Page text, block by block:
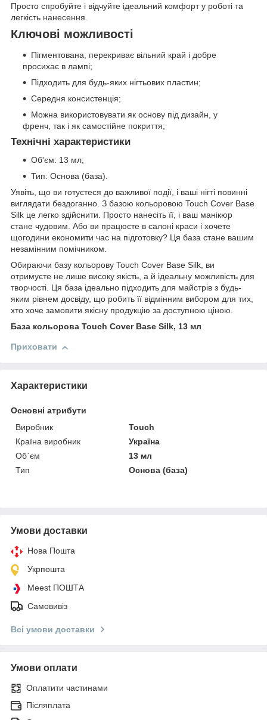
Просто спробуйте і відчуйте ідеальний комфорт у роботі та
легкість нанесення.
Ключові можливості
Пігментована, перекриває вільний край і добре
просихає в лампі;
Підходить для будь-яких нігтьових пластин;
Середня консистенція;
Можна використовувати як основу під дизайн, у
френч, так і як самостійне покриття;
Технічні характеристики
Об'єм: 13 мл;
Тип: Основа (база).
Уявіть, що ви готуєтеся до важливої події, і ваші нігті повинні
виглядати бездоганно. З базою кольоровою Touch Cover Base
Silk це легко здійснити. Просто нанесіть її, і ваш манікюр
стане чудовим. Або ви працюєте в салоні краси і хочете
щогодини економити час на підготовку? Ця база стане вашим
незамінним помічником.
Обираючи базу кольорову Touch Cover Base Silk, ви
отримуєте не лише високу якість, а й ідеальну можливість для
творчості. Ця база ідеально підходить для майстрів з будь-
яким рівнем досвіду, що робить її відмінним вибором для тих,
хто хоче замовити якісну продукцію за доступною ціною.
База кольорова Touch Cover Base Silk, 13 мл
Приховати
Характеристики
Основні атрибути
Виробник
Touch
Країна виробник
Україна
Об`єм
13 мл
Тип
Основа (база)
Умови доставки
Нова Пошта
Укрпошта
Meest ПОШТА
Самовивіз
Всі умови доставки
Умови оплати
Оплатити частинами
Післяплата